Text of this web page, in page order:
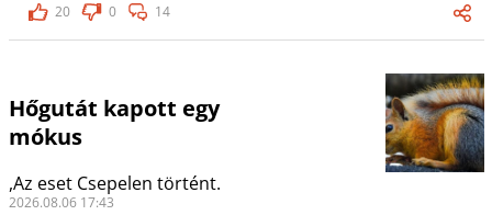
20
0 14
Hőgutát kapott egy
mókus
,Az eset Csepelen történt.
2026.08.06 17:43